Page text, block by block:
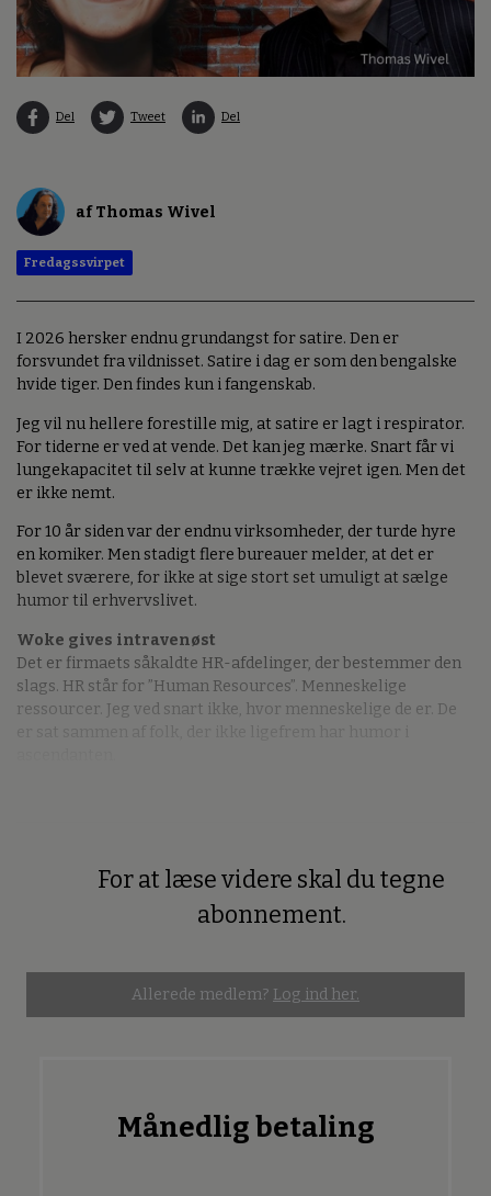
Del Tweet Del
af Thomas Wivel
Fredagssvirpet
I 2026 hersker endnu grundangst for satire. Den er
forsvundet fra vildnisset. Satire i dag er som den bengalske
hvide tiger. Den findes kun i fangenskab.
Jeg vil nu hellere forestille mig, at satire er lagt i respirator.
For tiderne er ved at vende. Det kan jeg mærke. Snart får vi
lungekapacitet til selv at kunne trække vejret igen. Men det
er ikke nemt.
For 10 år siden var der endnu virksomheder, der turde hyre
en komiker. Men stadigt flere bureauer melder, at det er
blevet sværere, for ikke at sige stort set umuligt at sælge
humor til erhvervslivet.
Woke gives intravenøst
Det er firmaets såkaldte HR-afdelinger, der bestemmer den
slags. HR står for ”Human Resources”. Menneskelige
ressourcer. Jeg ved snart ikke, hvor menneskelige de er. De
For at læse videre skal du tegne
abonnement.
Allerede medlem? Log ind her.
Månedlig betaling